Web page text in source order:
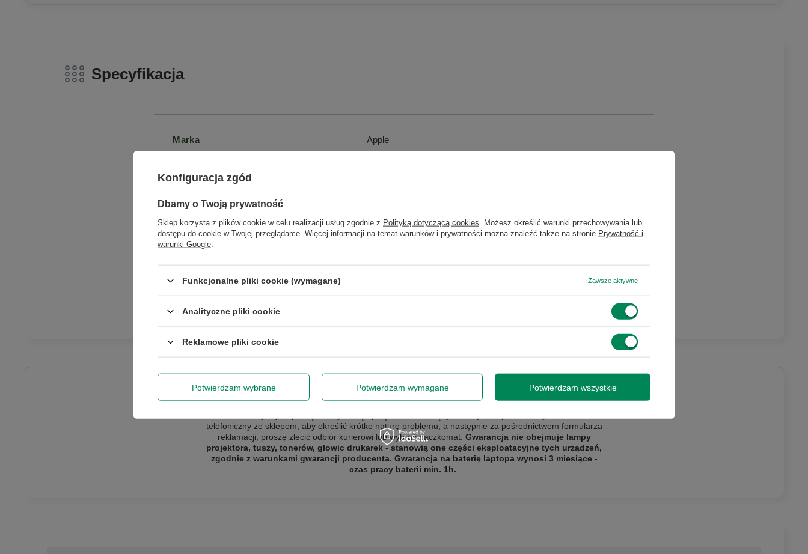
Specyfikacja
Marka Apple
Gwarancja
Stan opakowania
Stan
GWARANCJA NA 3 MIESIĄCE
telefoniczny ze sklepem, aby określić krótko naturę problemu, a następnie za pośrednictwem formularza
reklamacji, proszę zlecić odbiór kurierowi lub wybrać paczkomat. Gwarancja nie obejmuje lampy
projektora, tuszy, tonerów, głowic drukarek - stanowią one części eksploatacyjne tych urządzeń,
zgodnie z warunkami gwarancji producenta. Gwarancja na baterię laptopa wynosi 3 miesiące -
czas pracy baterii min. 1h.
Konfiguracja zgód
Dbamy o Twoją prywatność
Sklep korzysta z plików cookie w celu realizacji usług zgodnie z Polityką dotyczącą cookies . Możesz określić warunki przechowywania lub
dostępu do cookie w Twojej przeglądarce. Więcej informacji na temat warunków i prywatności można znaleźć także na stronie Prywatność i
warunki Google
Funkcjonalne pliki cookie (wymagane) Zawsze aktywne
Analityczne pliki cookie
Reklamowe pliki cookie
Potwierdzam wybrane Potwierdzam wymagane Potwierdzam wszystkie